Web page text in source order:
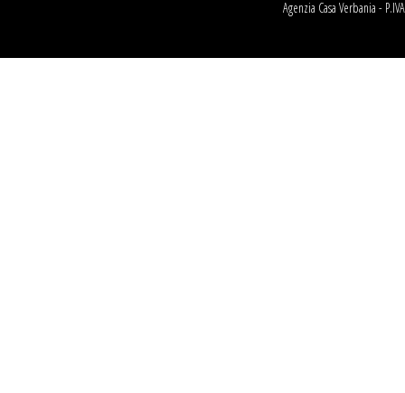
Agenzia Casa Verbania -